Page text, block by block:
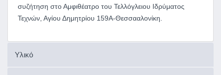
συζήτηση στο Αμφιθέατρο του Τελλόγλειου Ιδρύματος
Τεχνών, Αγίου Δημητρίου 159Α-Θεσσααλονίκη.
Υλικό